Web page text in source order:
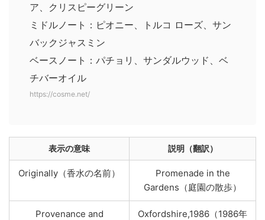
ア、クリスピーグリーン
ミドルノート：ピオニー、トルコ ローズ、サン
バックジャスミン
ベースノート：パチョリ、サンダルウッド、ベ
チバーオイル
https://cosme.net/
表示の意味 説明（翻訳）
Originally（香水の名前）
Promenade in the
Gardens（庭園の散歩）
Provenance and
Oxfordshire,1986（1986年